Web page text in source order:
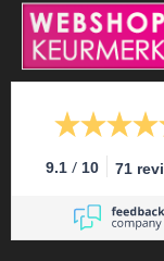
9.1 / 10 71